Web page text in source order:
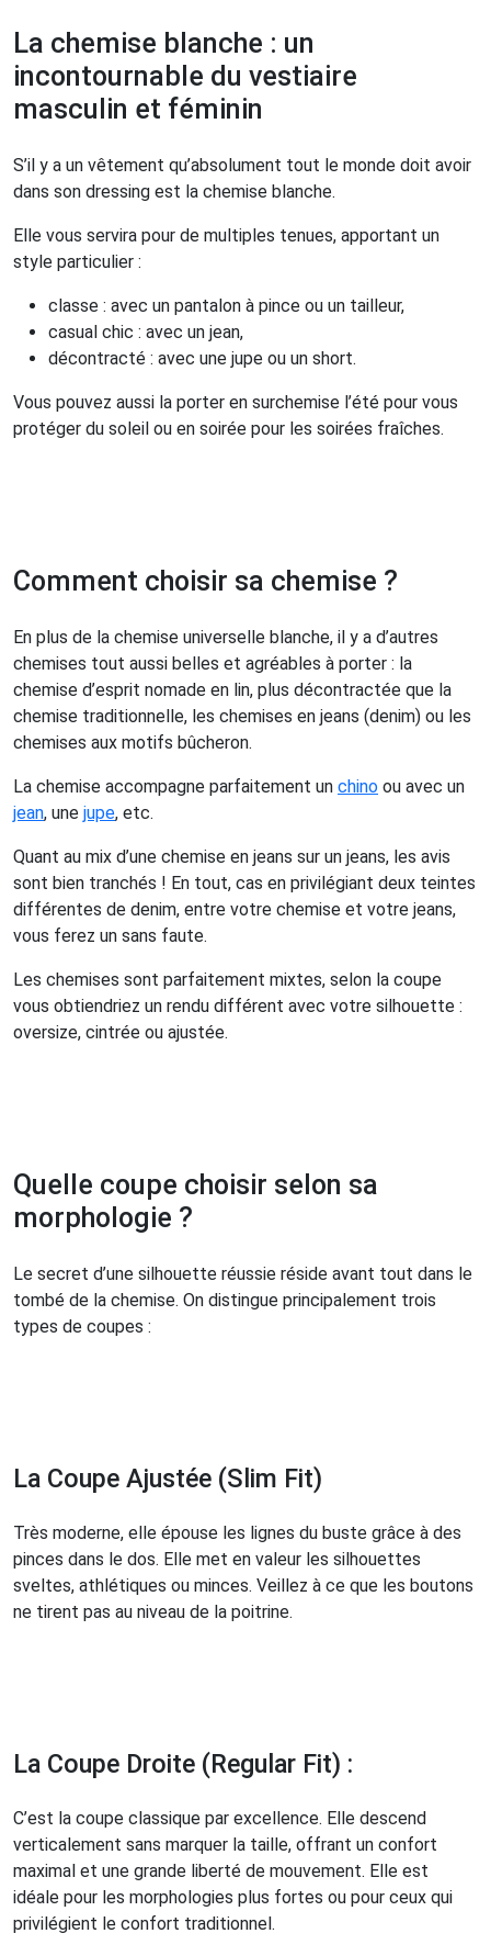
La chemise blanche : un
incontournable du vestiaire
masculin et féminin
S’il y a un vêtement qu’absolument tout le monde doit avoir
dans son dressing est la chemise blanche.
Elle vous servira pour de multiples tenues, apportant un
style particulier :
classe : avec un pantalon à pince ou un tailleur,
casual chic : avec un jean,
décontracté : avec une jupe ou un short.
Vous pouvez aussi la porter en surchemise l’été pour vous
protéger du soleil ou en soirée pour les soirées fraîches.
Comment choisir sa chemise ?
En plus de la chemise universelle blanche, il y a d’autres
chemises tout aussi belles et agréables à porter : la
chemise d’esprit nomade en lin, plus décontractée que la
chemise traditionnelle, les chemises en jeans (denim) ou les
chemises aux motifs bûcheron.
La chemise accompagne parfaitement un chino ou avec un
jean, une jupe, etc.
Quant au mix d’une chemise en jeans sur un jeans, les avis
sont bien tranchés ! En tout, cas en privilégiant deux teintes
différentes de denim, entre votre chemise et votre jeans,
vous ferez un sans faute.
Les chemises sont parfaitement mixtes, selon la coupe
vous obtiendriez un rendu différent avec votre silhouette :
oversize, cintrée ou ajustée.
Quelle coupe choisir selon sa
morphologie ?
Le secret d’une silhouette réussie réside avant tout dans le
tombé de la chemise. On distingue principalement trois
types de coupes :
La Coupe Ajustée (Slim Fit)
Très moderne, elle épouse les lignes du buste grâce à des
pinces dans le dos. Elle met en valeur les silhouettes
sveltes, athlétiques ou minces. Veillez à ce que les boutons
ne tirent pas au niveau de la poitrine.
La Coupe Droite (Regular Fit) :
C’est la coupe classique par excellence. Elle descend
verticalement sans marquer la taille, offrant un confort
maximal et une grande liberté de mouvement. Elle est
idéale pour les morphologies plus fortes ou pour ceux qui
privilégient le confort traditionnel.